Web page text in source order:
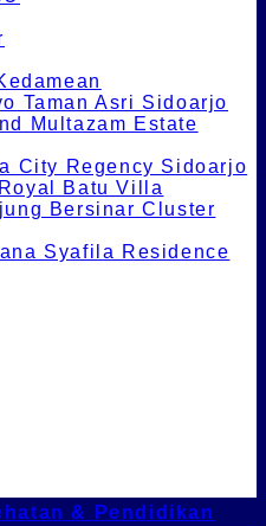
Taman Asri Sidoarjo
Multazam Estate
City Regency Sidoarjo
Batu Villa
Bersinar Cluster
Syafila Residence
& Pendidikan